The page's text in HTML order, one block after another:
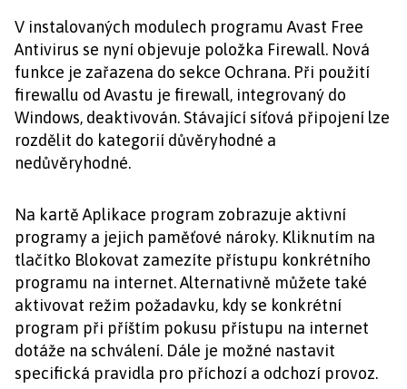
V instalovaných modulech programu Avast Free
Antivirus se nyní objevuje položka Firewall. Nová
funkce je zařazena do sekce Ochrana. Při použití
firewallu od Avastu je firewall, integrovaný do
Windows, deaktivován. Stávající síťová připojení lze
rozdělit do kategorií důvěryhodné a
nedůvěryhodné.
Na kartě Aplikace program zobrazuje aktivní
programy a jejich paměťové nároky. Kliknutím na
tlačítko Blokovat zamezíte přístupu konkrétního
programu na internet. Alternativně můžete také
aktivovat režim požadavku, kdy se konkrétní
program při příštím pokusu přístupu na internet
dotáže na schválení. Dále je možné nastavit
specifická pravidla pro příchozí a odchozí provoz.